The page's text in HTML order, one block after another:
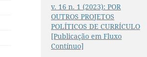
v. 16 n. 1 (2023): POR
OUTROS PROJETOS
POLÍTICOS DE CURRÍCULO
[Publicação em Fluxo
Contínuo]